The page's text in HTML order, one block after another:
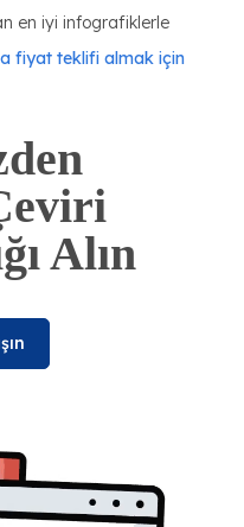
en iyi infografiklerle
fiyat teklifi almak için
Alın